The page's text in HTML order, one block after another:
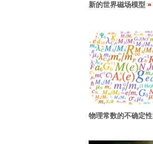
新的世界磁场模型
物理常数的不确定性